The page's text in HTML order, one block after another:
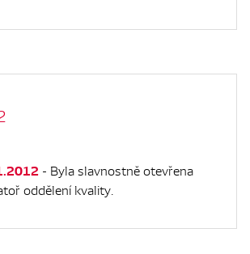
- Byla slavnostně otevřena
oddělení kvality.